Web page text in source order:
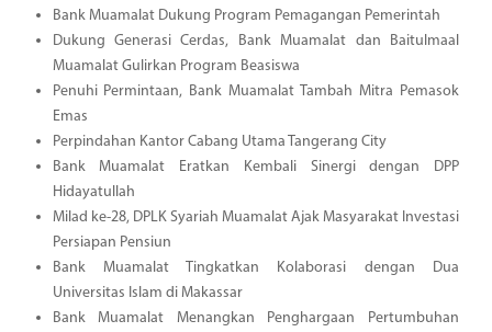
Bank Muamalat Dukung Program Pemagangan Pemerintah
Dukung Generasi Cerdas, Bank Muamalat dan Baitulmaal
Muamalat Gulirkan Program Beasiswa
Penuhi Permintaan, Bank Muamalat Tambah Mitra Pemasok
Emas
Perpindahan Kantor Cabang Utama Tangerang City
Bank Muamalat Eratkan Kembali Sinergi dengan DPP
Hidayatullah
Milad ke-28, DPLK Syariah Muamalat Ajak Masyarakat Investasi
Persiapan Pensiun
Bank Muamalat Tingkatkan Kolaborasi dengan Dua
Universitas Islam di Makassar
Bank Muamalat Menangkan Penghargaan Pertumbuhan